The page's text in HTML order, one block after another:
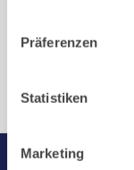
übermittelt.
Buchungen von
Buchungen
Präferenzen
Statistiken
Marketing
hier